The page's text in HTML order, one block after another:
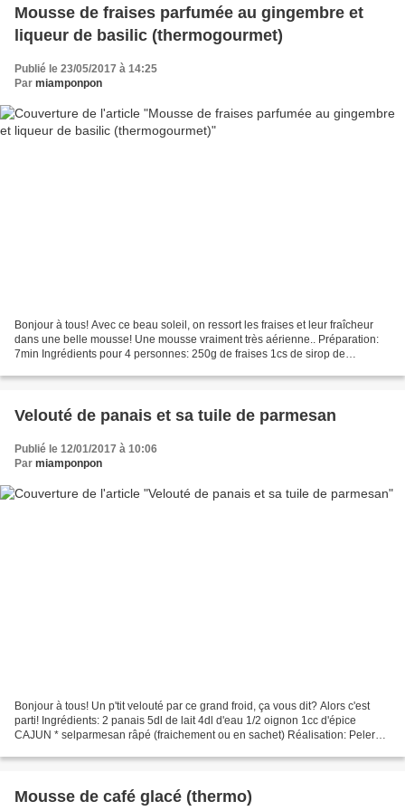
Mousse de fraises parfumée au gingembre et
liqueur de basilic (thermogourmet)
Publié le 23/05/2017 à 14:25
Par miamponpon
Bonjour à tous! Avec ce beau soleil, on ressort les fraises et leur fraîcheur
dans une belle mousse! Une mousse vraiment très aérienne.. Préparation:
7min Ingrédients pour 4 personnes: 250g de fraises 1cs de sirop de
Velouté de panais et sa tuile de parmesan
Publié le 12/01/2017 à 10:06
Par miamponpon
Bonjour à tous! Un p'tit velouté par ce grand froid, ça vous dit? Alors c'est
parti! Ingrédients: 2 panais 5dl de lait 4dl d'eau 1/2 oignon 1cc d'épice
CAJUN * selparmesan râpé (fraichement ou en sachet) Réalisation: Peler
Mousse de café glacé (thermo)